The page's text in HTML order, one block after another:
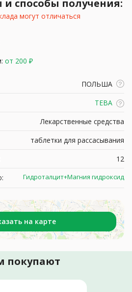
способы получения:
могут отличаться
от 200 ₽
ПОЛЬША
ТЕВА
Лекарственные средства
таблетки для рассасывания
12
Гидроталцит+Магния гидроксид
на карте
покупают